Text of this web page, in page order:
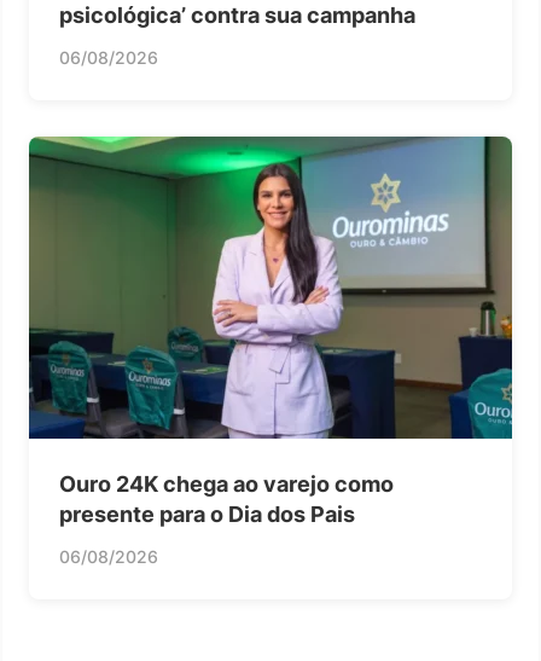
psicológica’ contra sua campanha
06/08/2026
Ouro 24K chega ao varejo como
presente para o Dia dos Pais
06/08/2026